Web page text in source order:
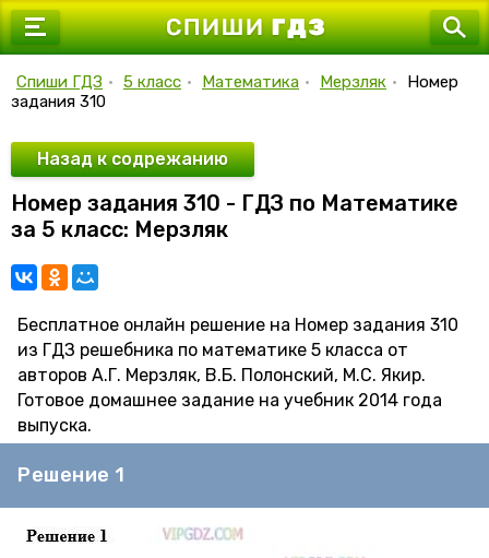
7 класс
9 класс
10 класс
11 класс
Спиши ГДЗ • 5 класс • Математика • Мерзляк •
Номер
задания 310
Назад к содрежанию
Номер задания 310 - ГДЗ по Математике
за 5 класс: Мерзляк
Бесплатное онлайн решение на Номер задания 310
из ГДЗ решебника по математике 5 класса от
авторов А.Г. Мерзляк, В.Б. Полонский, М.С. Якир.
Готовое домашнее задание на учебник 2014 года
выпуска.
Решение 1